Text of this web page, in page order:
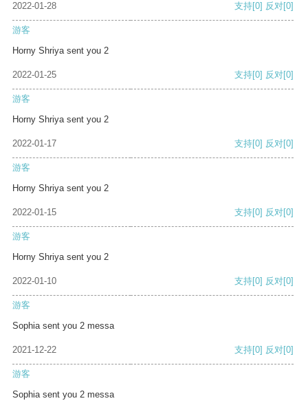
2022-01-28 支持[0] 反对[0]
游客
Horny Shriya sent you 2
2022-01-25 支持[0] 反对[0]
游客
Horny Shriya sent you 2
2022-01-17 支持[0] 反对[0]
游客
Horny Shriya sent you 2
2022-01-15 支持[0] 反对[0]
游客
Horny Shriya sent you 2
2022-01-10 支持[0] 反对[0]
游客
Sophia sent you 2 messa
2021-12-22 支持[0] 反对[0]
游客
Sophia sent you 2 messa